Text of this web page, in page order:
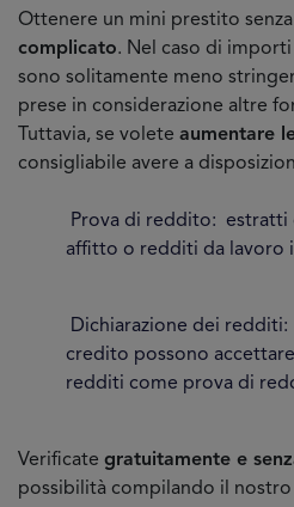
Ottenere un mini prestito senza
complicato. Nel caso di
sono solitamente meno
prese in considerazione altre
Tuttavia, se volete aumentare
consigliabile avere a
Prova di reddito: estratti
affitto o redditi da lavoro
Dichiarazione dei
credito possono
redditi come prova di
Verificate gratuitamente e
possibilità compilando il nostro